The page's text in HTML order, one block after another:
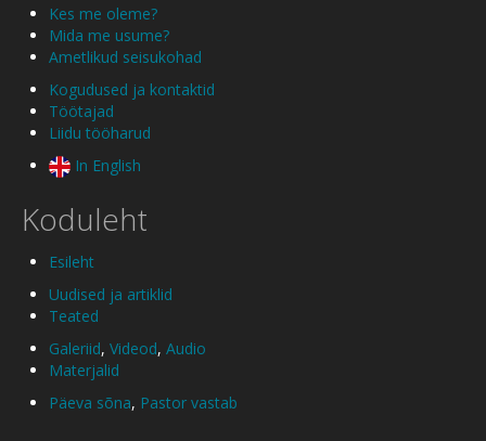
Kes me oleme?
Mida me usume?
Ametlikud seisukohad
Kogudused ja kontaktid
Töötajad
Liidu tööharud
In English
Koduleht
Esileht
Uudised ja artiklid
Teated
Galeriid, Videod, Audio
Materjalid
Päeva sõna, Pastor vastab